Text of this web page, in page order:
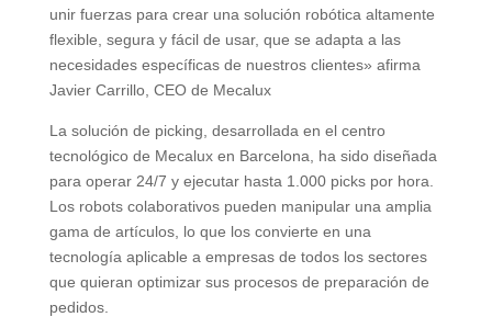
unir fuerzas para crear una solución robótica altamente
flexible, segura y fácil de usar, que se adapta a las
necesidades específicas de nuestros clientes» afirma
Javier Carrillo, CEO de Mecalux
La solución de picking, desarrollada en el centro
tecnológico de Mecalux en Barcelona, ha sido diseñada
para operar 24/7 y ejecutar hasta 1.000 picks por hora.
Los robots colaborativos pueden manipular una amplia
gama de artículos, lo que los convierte en una
tecnología aplicable a empresas de todos los sectores
que quieran optimizar sus procesos de preparación de
pedidos.